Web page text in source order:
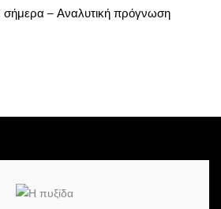
σήμερα – Αναλυτική πρόγνωση